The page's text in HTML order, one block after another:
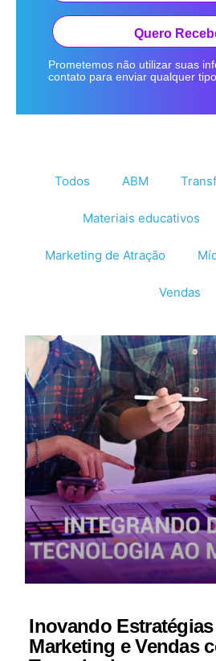
Quero
Prometemos não utilizar suas
contato para enviar qualquer tipo
Todos ABM
Materiais educativos
Marketing de Atração
Vendas
Inovando
Marketing e Vendas